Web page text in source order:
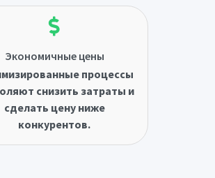
Экономичные цены
процессы
снизить затраты и
сделать цену ниже
конкурентов.